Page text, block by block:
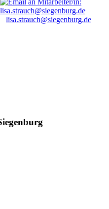
lisa.strauch@siegenburg.de